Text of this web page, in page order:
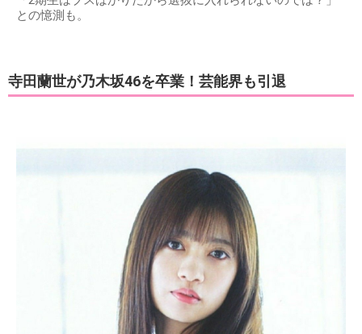
との憶測も。
寺田蘭世が乃木坂46を卒業！芸能界も引退